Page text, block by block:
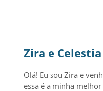
Zira e Celestia
Olá! Eu sou Zira e
essa é a minha